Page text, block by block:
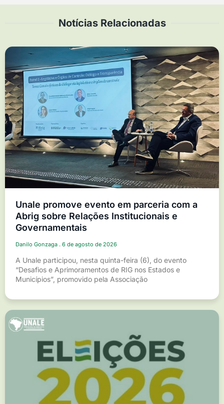
Notícias Relacionadas
Unale promove evento em parceria com a
Abrig sobre Relações Institucionais e
Governamentais
Danilo Gonzaga 6 de agosto de 2026
A Unale participou, nesta quinta-feira (6), do evento
“Desafios e Aprimoramentos de RIG nos Estados e
Municípios”, promovido pela Associação